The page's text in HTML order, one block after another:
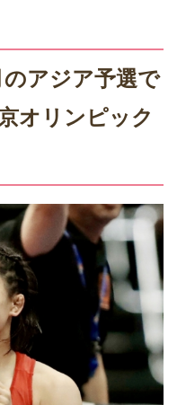
アジア予選で
オリンピック